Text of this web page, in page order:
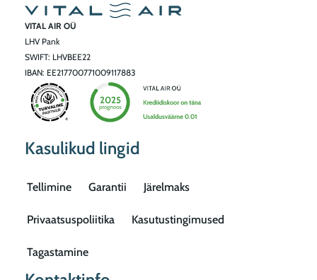
g
VITAL AIR OÜ
LHV Pank
SWIFT: LHVBEE22
IBAN: EE217700771009117883
Kasulikud lingid
Tellimine Garantii Järelmaks
Privaatsuspoliitika Kasutustingimused
Tagastamine